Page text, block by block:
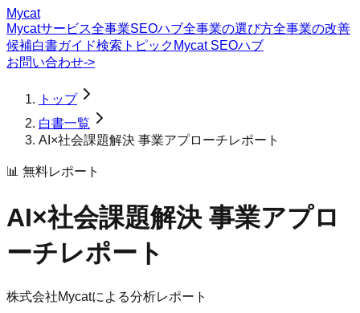
Mycat
Mycatサービス全事業SEOハブ全事業の選び方全事業の改善
候補白書ガイド検索トピック Mycat SEOハブ
お問い合わせ->
トップ
白書一覧
AI×社会課題解決 事業アプローチレポート
📊 無料レポート
AI×社会課題解決 事業アプロ
ーチレポート
株式会社Mycatによる分析レポート